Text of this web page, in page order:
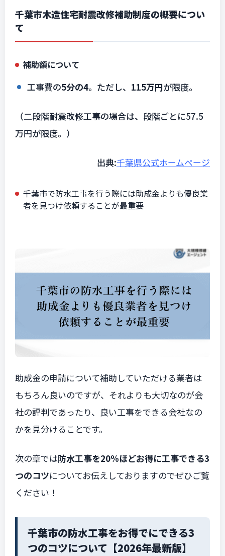
千葉市木造住宅耐震改修補助制度の概要につい
て
補助額について
工事費の5分の4。ただし、 115万円が限度。
（二段階耐震改修工事の場合は、段階ごとに57.5
万円が限度。）
出典:千葉県公式ホームページ
千葉市で防水工事を行う際には助成金よりも優良業
者を見つけ依頼することが最重要
助成金の申請について補助していただける業者は
もちろん良いのですが、それよりも大切なのが会
社の評判であったり、良い工事をできる会社なの
かを見分けることです。
次の章では防水工事を20%ほどお得に工事できる3
つのコツについてお伝えしておりますのでぜひご覧
ください！
千葉市の防水工事をお得でにできる3
つのコツについて【2026年最新版】